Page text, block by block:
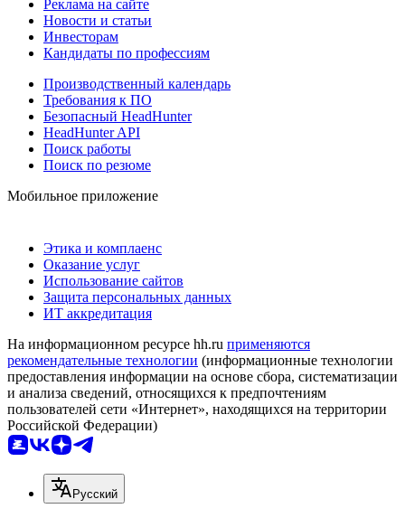
Реклама на сайте
Новости и статьи
Инвесторам
Кандидаты по профессиям
Производственный календарь
Требования к ПО
Безопасный HeadHunter
HeadHunter API
Поиск работы
Поиск по резюме
Мобильное приложение
Этика и комплаенс
Оказание услуг
Использование сайтов
Защита персональных данных
ИТ аккредитация
На информационном ресурсе hh.ru применяются
рекомендательные технологии (информационные технологии
предоставления информации на основе сбора, систематизации
и анализа сведений, относящихся к предпочтениям
пользователей сети «Интернет», находящихся на территории
Российской Федерации)
Русский